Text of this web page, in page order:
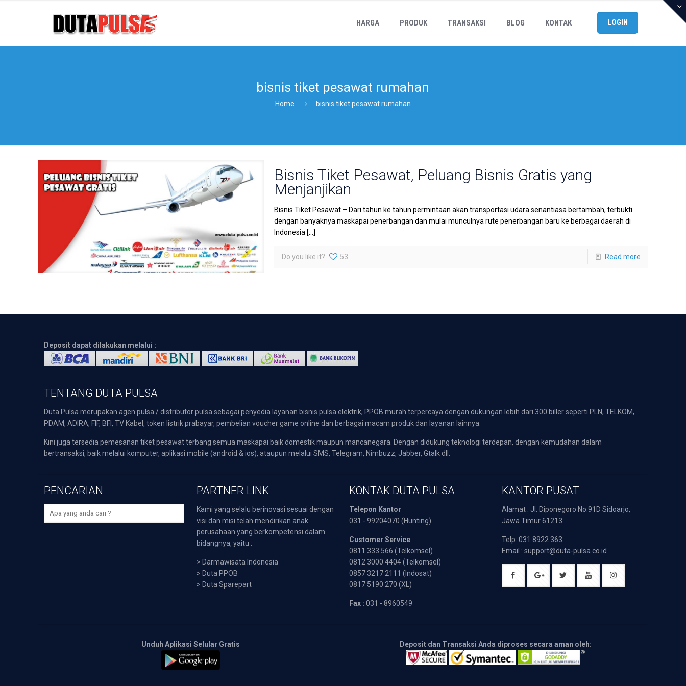
HARGA PRODUK TRANSAKSI BLOG KONTAK LOGIN
bisnis tiket pesawat rumahan
Home bisnis tiket pesawat rumahan
Bisnis Tiket Pesawat, Peluang Bisnis Gratis yang
Menjanjikan
Bisnis Tiket Pesawat – Dari tahun ke tahun permintaan akan transportasi udara senantiasa bertambah, terbukti
dengan banyaknya maskapai penerbangan dan mulai munculnya rute penerbangan baru ke berbagai daerah di
Indonesia […]
Do you like it? 53 Read more
Deposit dapat dilakukan melalui :
TENTANG DUTA PULSA
Duta Pulsa merupakan agen pulsa / distributor pulsa sebagai penyedia layanan bisnis pulsa elektrik, PPOB murah terpercaya dengan dukungan lebih dari 300 biller seperti PLN, TELKOM,
PDAM, ADIRA, FIF, BFI, TV Kabel, token listrik prabayar, pembelian voucher game online dan berbagai macam produk dan layanan lainnya.
Kini juga tersedia pemesanan tiket pesawat terbang semua maskapai baik domestik maupun mancanegara. Dengan didukung teknologi terdepan, dengan kemudahan dalam
bertransaksi, baik melalui komputer, aplikasi mobile (android & ios), ataupun melalui SMS, Telegram, Nimbuzz, Jabber, Gtalk dll.
PENCARIAN PARTNER LINK
Kami yang selalu berinovasi sesuai dengan
visi dan misi telah mendirikan anak
perusahaan yang berkompetensi dalam
bidangnya, yaitu :
> Darmawisata Indonesia
> Duta PPOB
> Duta Sparepart
KONTAK DUTA PULSA
Telepon Kantor
031 - 99204070 (Hunting)
Customer Service
0811 333 566 (Telkomsel)
0812 3000 4404 (Telkomsel)
0857 3217 2111 (Indosat)
0817 5190 270 (XL)
Fax : 031 - 8960549
KANTOR PUSAT
Alamat : Jl. Diponegoro No.91D Sidoarjo,
Jawa Timur 61213.
Telp: 031 8922 363
Email : support@duta-pulsa.co.id
Unduh Aplikasi Selular Gratis Deposit dan Transaksi Anda diproses secara aman oleh: